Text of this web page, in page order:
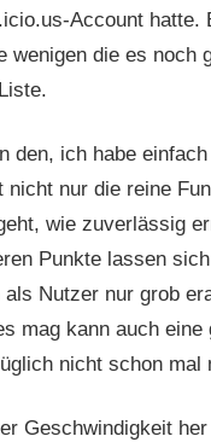
Account hatte.
wenigen die es noch
den, ich habe
nur die reine
wie zuverlässig
Punkte lassen
Nutzer nur grob
mag kann auch
nicht schon mal
Geschwindigkeit